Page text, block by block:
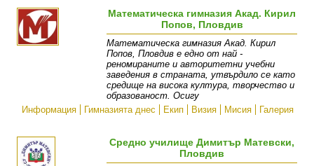
Математическа гимназия Акад. Кирил
Попов, Пловдив
Математическа гимназия Акад. Кирил
Попов, Пловдив е едно от най -
реномираните и авторитетни учебни
заведения в страната, утвърдило се като
средище на висока култура, творчество и
образованост. Осигу
Информация
Гимназията днес Екип Визия Мисия Галерия
Средно училище Димитър Матевски,
Пловдив